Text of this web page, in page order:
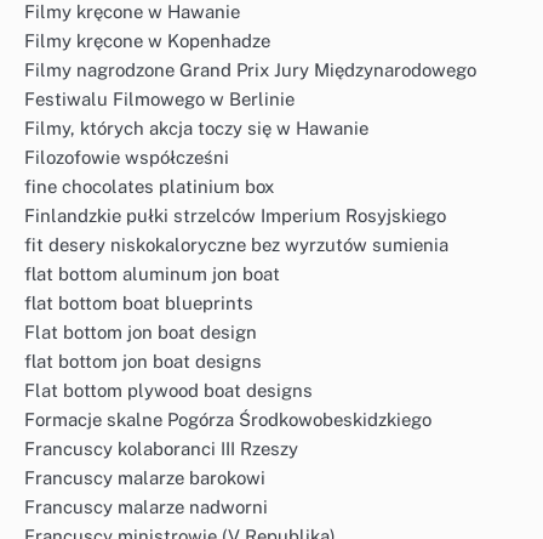
Filmy kręcone w Hawanie
Filmy kręcone w Kopenhadze
Filmy nagrodzone Grand Prix Jury Międzynarodowego
Festiwalu Filmowego w Berlinie
Filmy, których akcja toczy się w Hawanie
Filozofowie współcześni
fine chocolates platinium box
Finlandzkie pułki strzelców Imperium Rosyjskiego
fit desery niskokaloryczne bez wyrzutów sumienia
flat bottom aluminum jon boat
flat bottom boat blueprints
Flat bottom jon boat design
flat bottom jon boat designs
Flat bottom plywood boat designs
Formacje skalne Pogórza Środkowobeskidzkiego
Francuscy kolaboranci III Rzeszy
Francuscy malarze barokowi
Francuscy malarze nadworni